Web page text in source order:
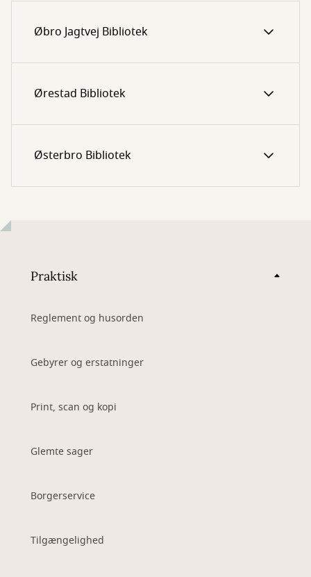
Øbro Jagtvej Bibliotek
Ørestad Bibliotek
Østerbro Bibliotek
Praktisk
Reglement og husorden
Gebyrer og erstatninger
Print, scan og kopi
Glemte sager
Borgerservice
Tilgængelighed